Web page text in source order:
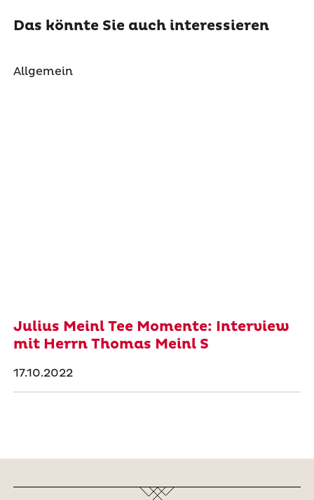
Das könnte Sie auch interessieren
Allgemein
Julius Meinl Tee Momente: Interview
mit Herrn Thomas Meinl S
17.10.2022